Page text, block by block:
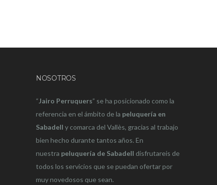
NOSOTROS
“Jairo Perruquers” se ha posicionado como la
referencia en el ámbito de la peluquería en
Sabadell y comarca del Vallès, gracias al trabajo
bien hecho durante tantos años. En
nuestra peluquería de Sabadell disfrutareis de
todos los servicios que se puedan ofertar por
muy novedosos que sean.